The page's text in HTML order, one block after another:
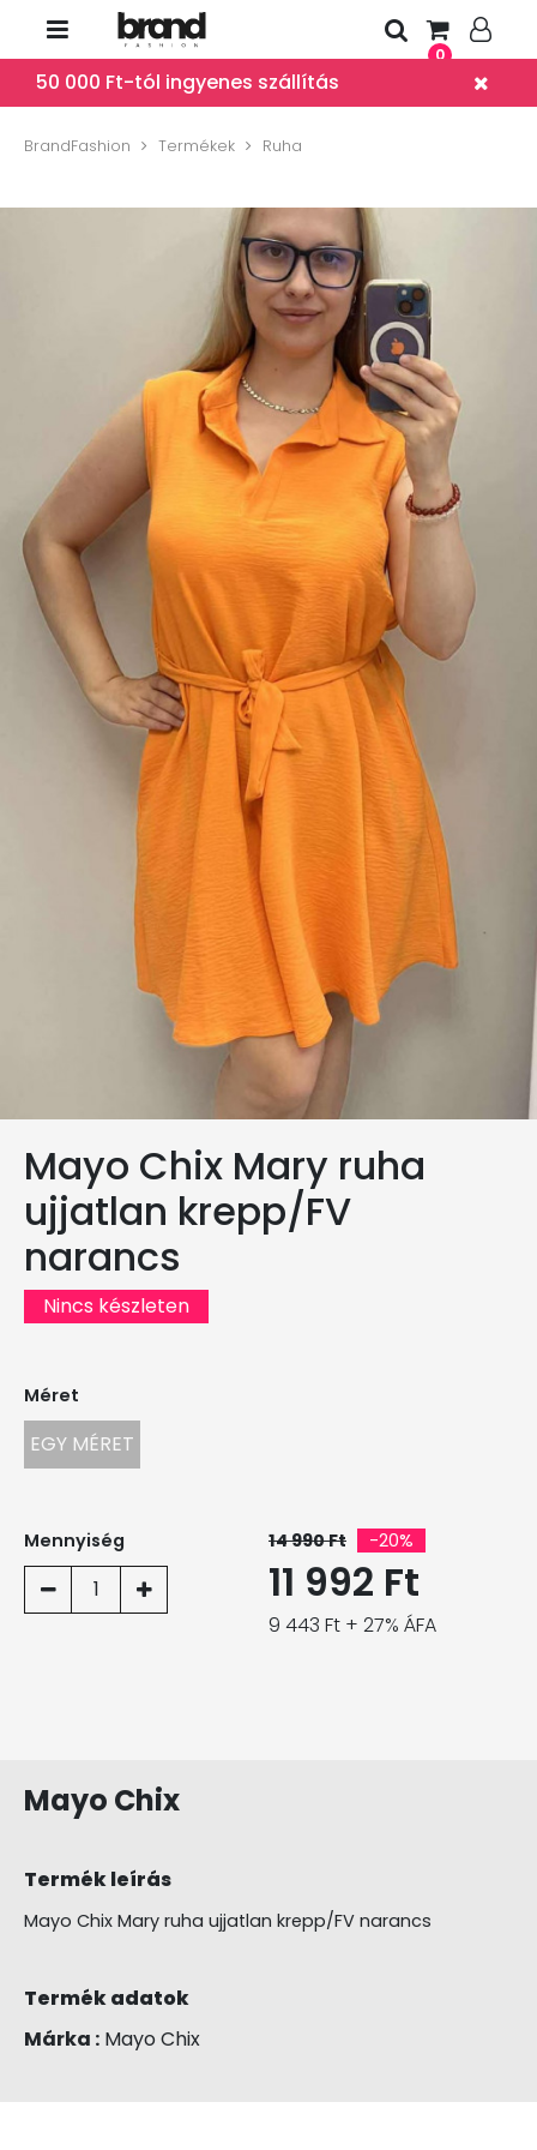
0
50 000 Ft-tól ingyenes szállítás
BrandFashion Termékek Ruha
Mayo Chix Mary ruha
ujjatlan krepp/FV
narancs
Nincs készleten
Méret
EGY MÉRET
Mennyiség
1
14 990 Ft -20%
11 992 Ft
9 443 Ft + 27% ÁFA
Mayo Chix
Termék leírás
Mayo Chix Mary ruha ujjatlan krepp/FV narancs
Termék adatok
Márka : Mayo Chix